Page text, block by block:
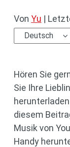
Von Yu |
Deutsch
Hören Sie
Sie Ihre
diesem
Musik von
Handy